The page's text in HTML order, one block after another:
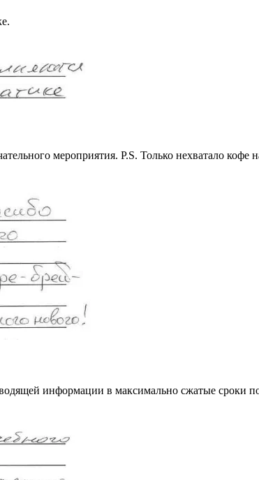
мероприятия. P.S. Только нехватало
информации в максимально сжатые сроки